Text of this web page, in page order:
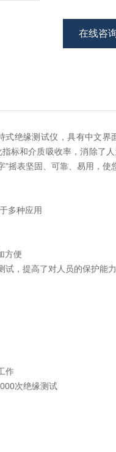
在线咨
式绝缘测试仪，具有中文
标和介质吸收率，消除了
表坚固、可靠、易用，使
多种应用
方便
试，提高了对人员的保护能力
作
次绝缘测试